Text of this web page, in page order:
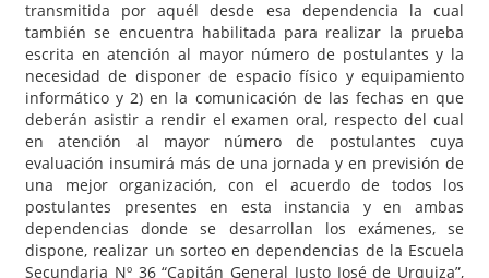
transmitida por aquél desde esa dependencia la cual
también se encuentra habilitada para realizar la prueba
escrita en atención al mayor número de postulantes y la
necesidad de disponer de espacio físico y equipamiento
informático y 2) en la comunicación de las fechas en que
deberán asistir a rendir el examen oral, respecto del cual
en atención al mayor número de postulantes cuya
evaluación insumirá más de una jornada y en previsión de
una mejor organización, con el acuerdo de todos los
postulantes presentes en esta instancia y en ambas
dependencias donde se desarrollan los exámenes, se
dispone, realizar un sorteo en dependencias de la Escuela
Secundaria Nº 36 “Capitán General Justo José de Urquiza”,